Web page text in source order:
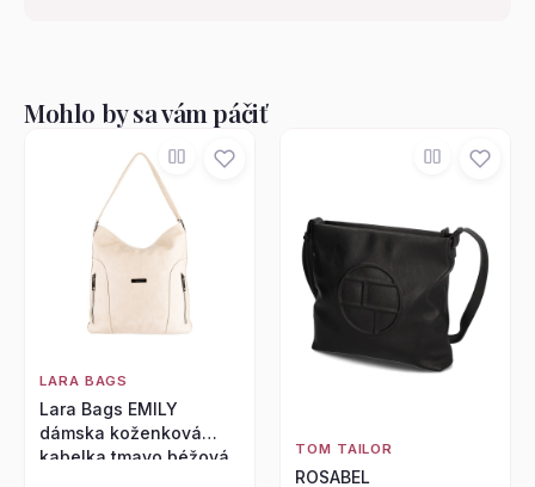
Mohlo by sa vám páčiť
LARA BAGS
Lara Bags EMILY
dámska koženková
kabelka tmavo béžová
TOM TAILOR
ROSABEL